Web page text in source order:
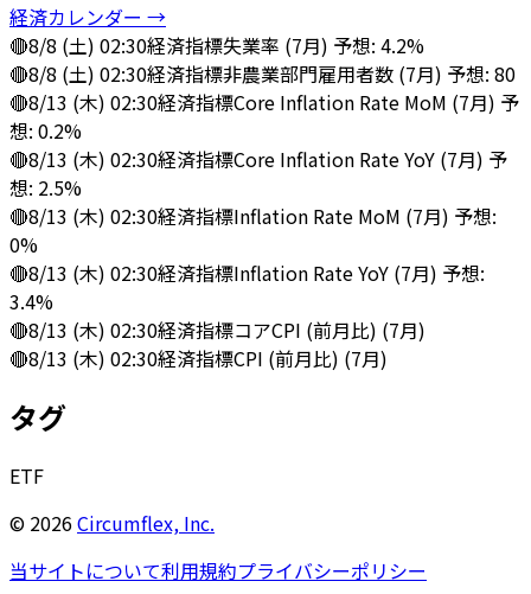
経済カレンダー →
🔴8/8 (土) 02:30経済指標失業率 (7月) 予想: 4.2%
🔴8/8 (土) 02:30経済指標非農業部門雇用者数 (7月) 予想: 80
🔴8/13 (木) 02:30経済指標Core Inflation Rate MoM (7月) 予
想: 0.2%
🔴8/13 (木) 02:30経済指標Core Inflation Rate YoY (7月) 予
想: 2.5%
🔴8/13 (木) 02:30経済指標Inflation Rate MoM (7月) 予想:
0%
🔴8/13 (木) 02:30経済指標Inflation Rate YoY (7月) 予想:
3.4%
🔴8/13 (木) 02:30経済指標コアCPI (前月比) (7月)
🔴8/13 (木) 02:30経済指標CPI (前月比) (7月)
タグ
ETF
© 2026Circumflex, Inc.
当サイトについて利用規約プライバシーポリシー